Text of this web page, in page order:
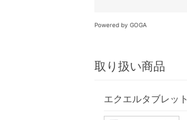
Powered by GOGA
取り扱い商品
エクエルタブレット